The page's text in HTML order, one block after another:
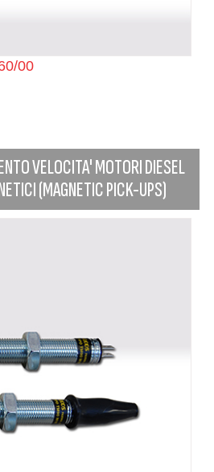
00
VELOCITA' MOTORI DIESEL
(MAGNETIC PICK-UPS)